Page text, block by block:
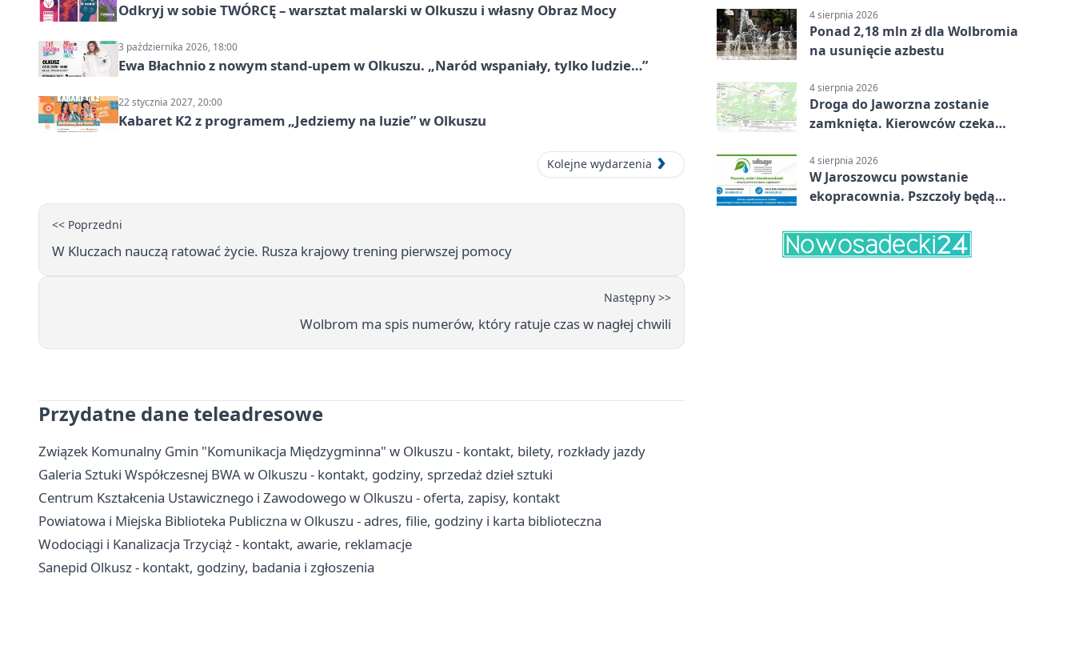
Odkryj w sobie TWÓRCĘ – warsztat malarski w Olkuszu i własny Obraz Mocy
3 października 2026, 18:00
Ewa Błachnio z nowym stand-upem w Olkuszu. „Naród wspaniały, tylko ludzie…”
22 stycznia 2027, 20:00
Kabaret K2 z programem „Jedziemy na luzie” w Olkuszu
Kolejne wydarzenia
<< Poprzedni
W Kluczach nauczą ratować życie. Rusza krajowy trening pierwszej pomocy
Następny >>
Wolbrom ma spis numerów, który ratuje czas w nagłej chwili
Przydatne dane teleadresowe
Związek Komunalny Gmin "Komunikacja Międzygminna" w Olkuszu - kontakt, bilety, rozkłady jazdy
Galeria Sztuki Współczesnej BWA w Olkuszu - kontakt, godziny, sprzedaż dzieł sztuki
Centrum Kształcenia Ustawicznego i Zawodowego w Olkuszu - oferta, zapisy, kontakt
Powiatowa i Miejska Biblioteka Publiczna w Olkuszu - adres, filie, godziny i karta biblioteczna
Wodociągi i Kanalizacja Trzyciąż - kontakt, awarie, reklamacje
Sanepid Olkusz - kontakt, godziny, badania i zgłoszenia
4 sierpnia 2026
Ponad 2,18 mln zł dla Wolbromia
na usunięcie azbestu
4 sierpnia 2026
Droga do Jaworzna zostanie
zamknięta. Kierowców czeka
4 sierpnia 2026
W Jaroszowcu powstanie
ekopracownia. Pszczoły będą